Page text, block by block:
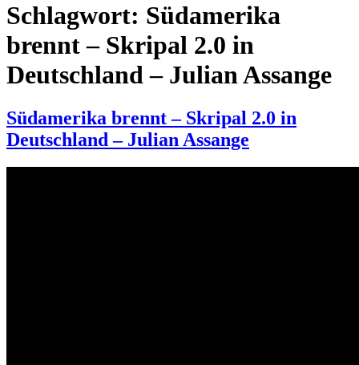
Schlagwort: Südamerika
brennt – Skripal 2.0 in
Deutschland – Julian Assange
Südamerika brennt – Skripal 2.0 in
Deutschland – Julian Assange